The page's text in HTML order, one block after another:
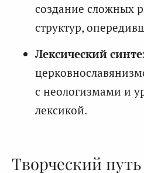
создание сложных
структур,
Лексический
с неологизмами и
лексикой.
Творческий